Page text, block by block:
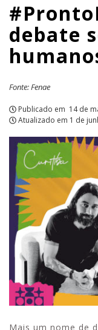
e
mídia
|
APCEF/SP
debate
Fonte: Fenae
Publicado em 14 de
Atualizado em 1 de
Mais um nome de